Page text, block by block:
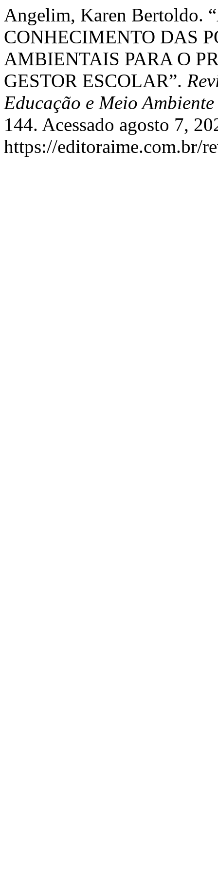
Angelim, Karen Bertoldo.
CONHECIMENTO DAS
AMBIENTAIS PARA O
GESTOR ESCOLAR”.
Educação e Meio Ambiente
144. Acessado agosto 7,
https://editoraime.com.br/